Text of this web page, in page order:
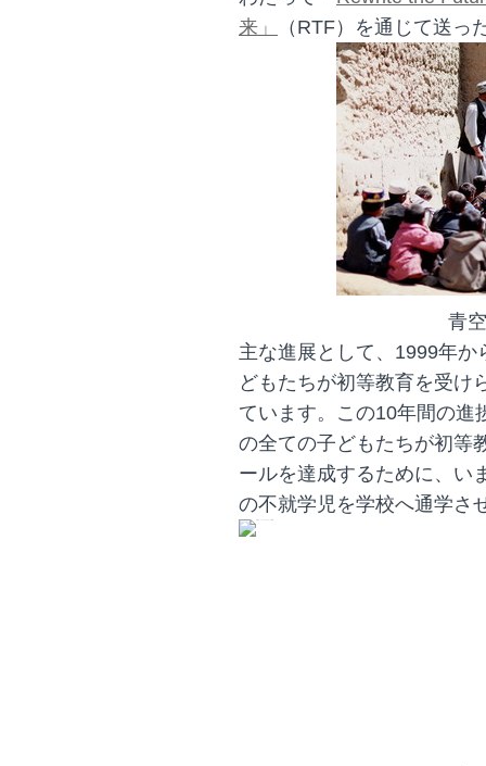
来」
（RTF）を通じて送
青
主な進展として、1999年
どもたちが初等教育を受け
ています。この10年間の進
の全ての子どもたちが初等
ールを達成するために、い
の不就学児を学校へ通学さ